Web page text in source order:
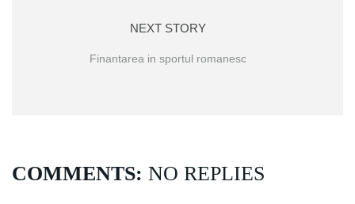
NEXT STORY
Finantarea in sportul romanesc
COMMENTS: NO REPLIES